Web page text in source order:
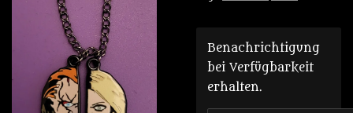
Benachrichtigung
bei Verfügbarkeit
erhalten.